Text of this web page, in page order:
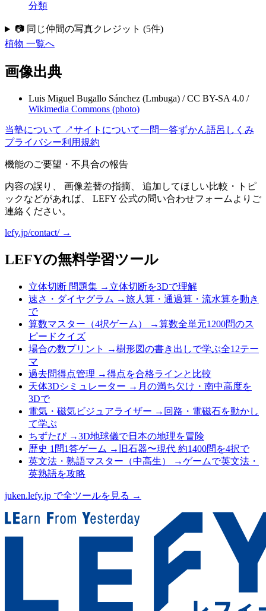
分類
📷 同じ仲間の写真クレジット (5件)
植物 一覧へ
画像出典
Luis Miguel Bugallo Sánchez (Lmbuga) /CC BY-SA 4.0 /
Wikimedia Commons (photo)
当塾について ↗サイトについて一問一答ずかん語呂 しくみ
プライバシー利用規約
機能のご要望・不具合の報告
内容の誤り、 画像差替の指摘、 追加してほしい比較・トピ
ックなどがあれば、 LEFY 公式の問い合わせフォームよりご
連絡ください。
lefy.jp/contact/ →
LEFYの無料学習ツール
立体切断 問題集 → 立体切断を3Dで理解
速さ・ダイヤグラム →旅人算・通過算・流水算を動き
で
算数マスター（4択ゲーム）
→算数全単元1200問のス
ピードクイズ
場合の数プリント
→樹形図の書き出しで学ぶ全12テー
マ
過去問得点管理 →得点を合格ラインと比較
天体3Dシミュレーター → 月の満ち欠け・南中高度を
3Dで
電気・磁気ビジュアライザー → 回路・電磁石を動かし
て学ぶ
ちずたび→3D地球儀で日本の地理を冒険
歴史 1問1答ゲーム → 旧石器〜現代 約1400問を4択で
英文法・熟語マスター（中高生）
→ゲームで英文法・
英熟語を攻略
juken.lefy.jp で全ツールを見る →